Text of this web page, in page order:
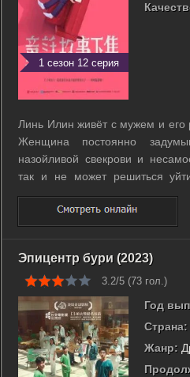
1 сезон 12 серия
Линь Илин живёт с мужем и его
Женщина постоянно
назойливой свекрови и
так и не может решиться
возлюбленного в приложении
Эпицентр бури (2023)
3.2/5 (73 гол.)
Год
Страна:
Жанр: